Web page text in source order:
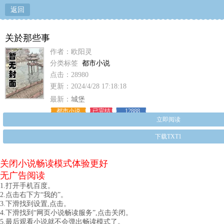
返回
关於那些事
作者：欧阳灵
分类标签 都市小说
点击：28980
更新：2024/4/28 17:18:18
最新： 城堡
都市小说 已完结
12888
立即阅读
下载TXT1
关闭小说畅读模式体验更好
无广告阅读
1.打开手机百度。
2.点击右下方“我的”。
3.下滑找到设置,点击。
4.下滑找到“网页小说畅读服务”,点击关闭。
5.最后观看小说就不会弹出畅读模式了。